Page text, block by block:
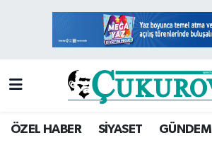
ÖZEL HABER SİYASET GÜNDEM
Mersin Hava Durumu
Mersin Namaz Vakitleri